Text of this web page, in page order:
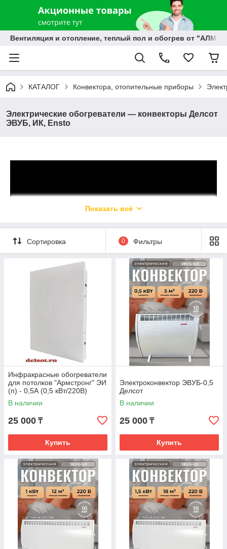
Вентиляция и отопление, теплый пол и обогрев от
КАТАЛОГ Конвектора, отопительные приборы
Электрические обогреватели — конвекторы Делсот
ЭВУБ, ИК, Ensto
Электроконвекторы
Делсот
(универсальные) и
инфракрасные обогревателиЭИ(п)
Электрические конвекторыEnsto Beta
(EPHBM/EPHBE)
Показать всё
Сортировка 0 Фильтры
Инфракрасные обогреватели
для потолков "Армстронг" ЭИ
(п) - 0,5А (0,5 кВт/220В)
В наличии
25 000 ₸
Купить
Электроконвектор ЭВУБ-0,5
Делсот
В наличии
25 000 ₸
Купить